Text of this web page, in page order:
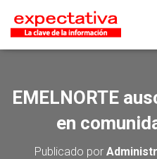
EMELNORTE
en
Publicado por